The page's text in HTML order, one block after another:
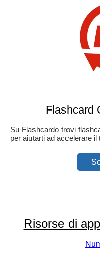
Flashcard
Su Flashcardo trovi
per aiutarti ad accelerare il
Risorse di